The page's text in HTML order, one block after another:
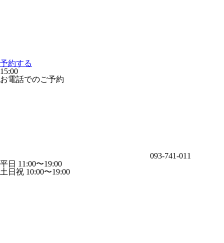
予約する
15:00
お電話でのご予約
093-741-011
平日 11:00〜19:00
土日祝 10:00〜19:00